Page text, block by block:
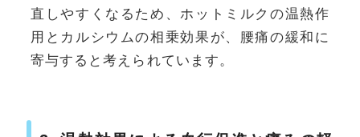
直しやすくなるため、ホットミルクの温熱作
用とカルシウムの相乗効果が、腰痛の緩和に
寄与すると考えられています。